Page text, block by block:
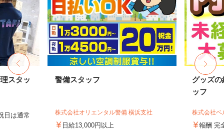
スタッ
日は通常
警備スタッフ
株式会社オリエンタル警備 横浜支社
日給13,000円以上
グッズ
ッフ
株式会社ベ
報酬 完